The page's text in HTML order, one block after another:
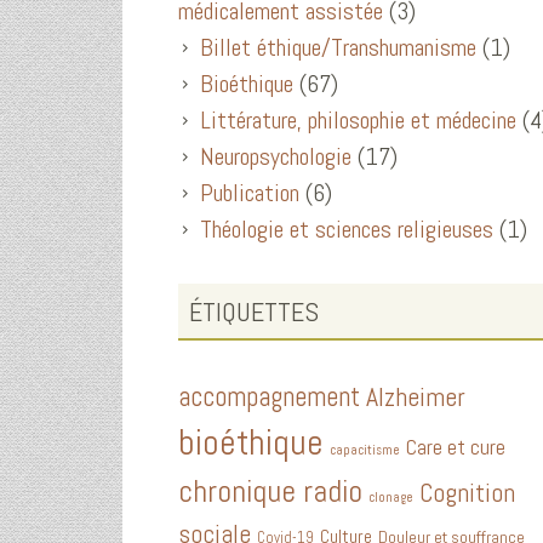
médicalement assistée (3)
Billet éthique/Transhumanisme (1)
Bioéthique (67)
Littérature, philosophie et médecine
Neuropsychologie (17)
Publication (6)
Théologie et sciences religieuses (1)
ÉTIQUETTES
accompagnement Alzheimer
bioéthique capacitisme Care et cure
chronique radio clonage Cognition
sociale Covid-19 Culture Douleur et souffrance